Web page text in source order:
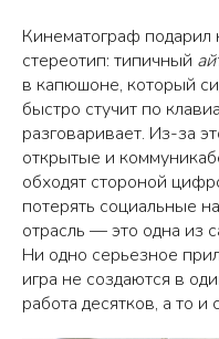
Кинематограф
стереотип: типичный
в капюшоне, который
быстро стучит по
разговаривает. Из-за
открытые и
обходят стороной
потерять социальные
отрасль — это одна из
Ни одно серьезное
игра не создаются в
работа десятков, а то и